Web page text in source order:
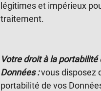
légitimes et impérieux
traitement.
Votre droit à la portabilité
Données :vous disposez
portabilité de vos